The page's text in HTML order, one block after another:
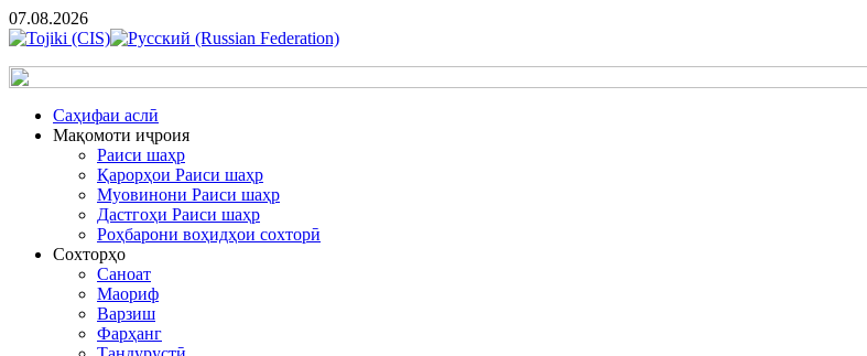
07.08.2026
Cаҳифаи аслӣ
Мақомоти иҷроия
Раиси шаҳр
Қарорҳои Раиси шаҳр
Муовинони Раиси шаҳр
Дастгоҳи Раиси шаҳр
Роҳбарони воҳидҳои сохторӣ
Сохторҳо
Саноат
Маориф
Варзиш
Фарҳанг